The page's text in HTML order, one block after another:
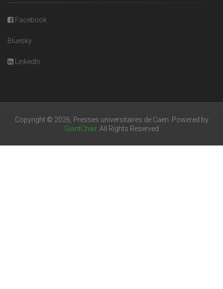
Facebook
Bluesky
LinkedIn
Copyright © 2026, Presses universitaires de Caen. Powered by
GiantChair. All Rights Reserved